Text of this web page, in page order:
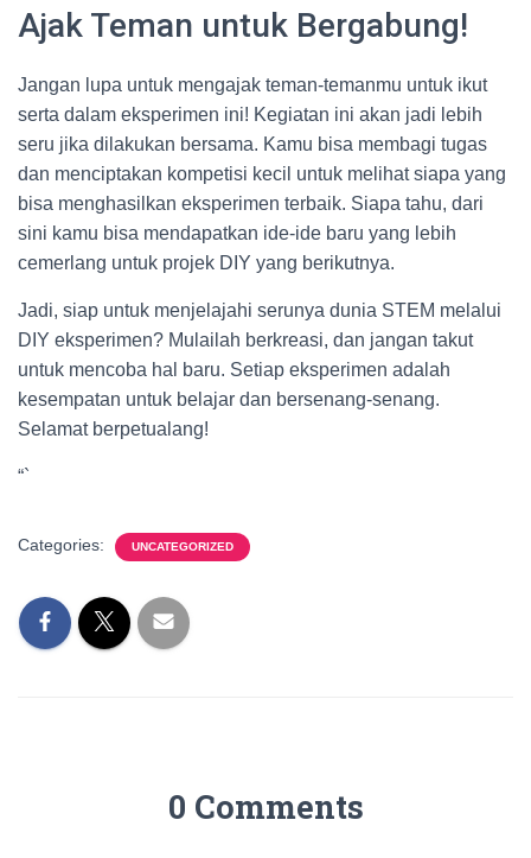
Ajak Teman untuk Bergabung!
Jangan lupa untuk mengajak teman-temanmu untuk ikut
serta dalam eksperimen ini! Kegiatan ini akan jadi lebih
seru jika dilakukan bersama. Kamu bisa membagi tugas
dan menciptakan kompetisi kecil untuk melihat siapa yang
bisa menghasilkan eksperimen terbaik. Siapa tahu, dari
sini kamu bisa mendapatkan ide-ide baru yang lebih
cemerlang untuk projek DIY yang berikutnya.
Jadi, siap untuk menjelajahi serunya dunia STEM melalui
DIY eksperimen? Mulailah berkreasi, dan jangan takut
untuk mencoba hal baru. Setiap eksperimen adalah
kesempatan untuk belajar dan bersenang-senang.
Selamat berpetualang!
“`
Categories: UNCATEGORIZED
0 Comments